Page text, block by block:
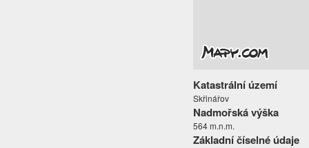
Katastrální území
Skřinářov
Nadmořská výška
564 m.n.m.
Základní číselné údaje